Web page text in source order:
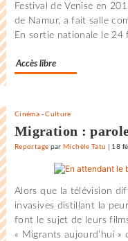
Festival de Venise en
de Namur, a fait salle
En sortie nationale le 24
Accès libre
Cinéma -Culture
Migration :
Reportage parMichèle Tatu | 18
Alors que la télévision
invasives distillant la
font le sujet de leurs
« Migrants aujourd’hui »